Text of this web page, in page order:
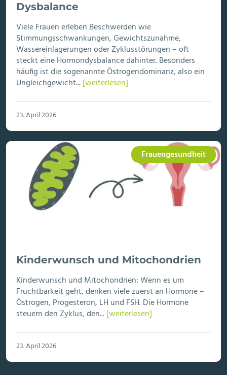
Dysbalance
Viele Frauen erleben Beschwerden wie
Stimmungsschwankungen, Gewichtszunahme,
Wassereinlagerungen oder Zyklusstörungen – oft
steckt eine Hormondysbalance dahinter. Besonders
häufig ist die sogenannte Östrogendominanz, also ein
Ungleichgewicht...[weiterlesen]
23. April 2026
Frauengesundheit
Kinderwunsch und Mitochondrien
Kinderwunsch und Mitochondrien: Wenn es um
Fruchtbarkeit geht, denken viele zuerst an Hormone –
Östrogen, Progesteron, LH und FSH. Die Hormone
steuern den Zyklus, den...[weiterlesen]
23. April 2026